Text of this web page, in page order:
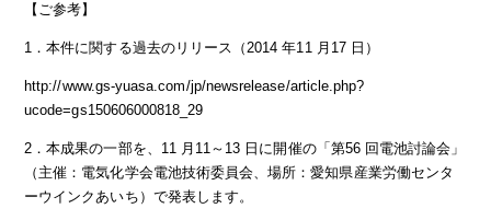
【ご参考】
1．本件に関する過去のリリース（2014 年11 月17 日）
http://www.gs-yuasa.com/jp/newsrelease/article.php?
ucode=gs150606000818_29
2．本成果の一部を、11 月11～13 日に開催の「第56 回電池討論会」
（主催：電気化学会電池技術委員会、場所：愛知県産業労働センタ
ーウインクあいち）で発表します。